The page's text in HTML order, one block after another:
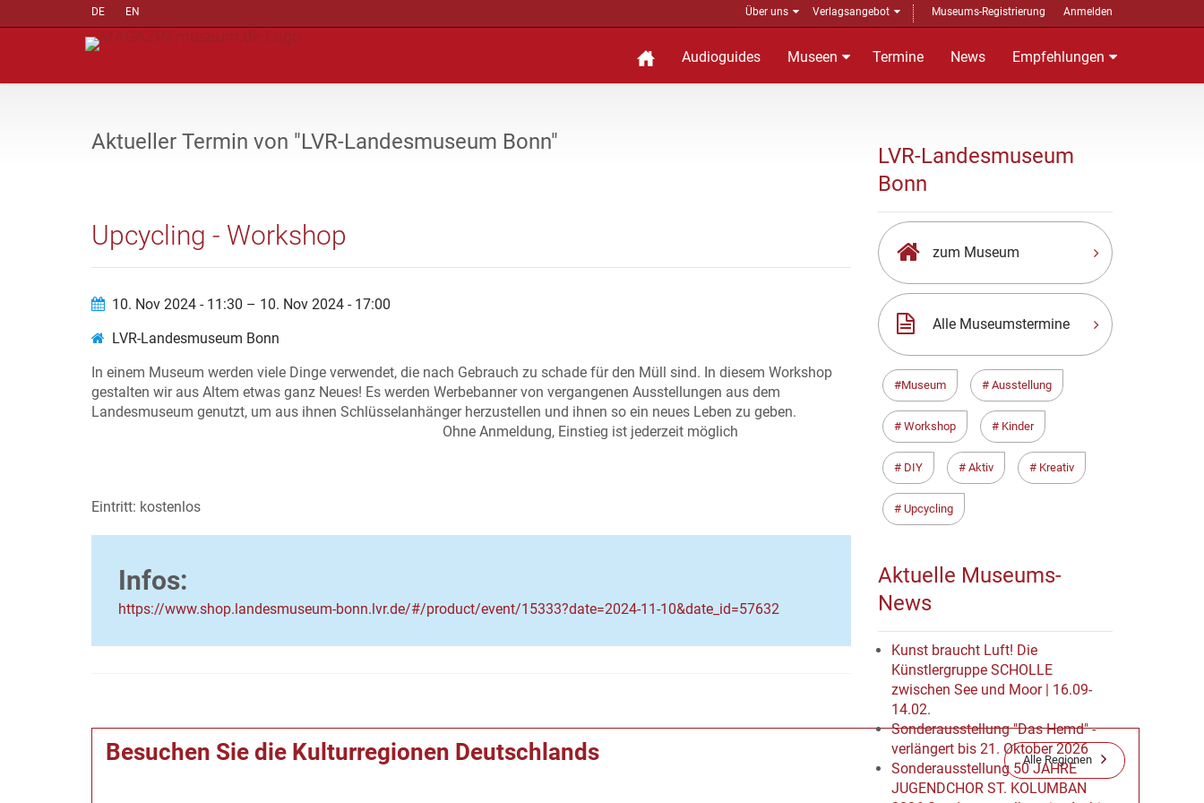
DE EN Über uns Verlagsangebot Museums-Registrierung Anmelden
Audioguides Museen Termine News Empfehlungen
Aktueller Termin von "LVR-Landesmuseum Bonn"
Upcycling - Workshop
10. Nov 2024 - 11:30 – 10. Nov 2024 - 17:00
LVR-Landesmuseum Bonn
In einem Museum werden viele Dinge verwendet, die nach Gebrauch zu schade für den Müll sind. In diesem Workshop
gestalten wir aus Altem etwas ganz Neues! Es werden Werbebanner von vergangenen Ausstellungen aus dem
Landesmuseum genutzt, um aus ihnen Schlüsselanhänger herzustellen und ihnen so ein neues Leben zu geben.
Ohne Anmeldung, Einstieg ist jederzeit möglich
Eintritt: kostenlos
Infos:
https://www.shop.landesmuseum-bonn.lvr.de/#/product/event/15333?date=2024-11-10&date_id=57632
Besuchen Sie die Kulturregionen Deutschlands Alle Regionen
LVR-Landesmuseum
Bonn
zum Museum
Alle Museumstermine
Museum Ausstellung
Workshop Kinder
DIY Aktiv Kreativ
Upcycling
Aktuelle Museums-
News
Kunst braucht Luft! Die
Künstlergruppe SCHOLLE
zwischen See und Moor | 16.09-
14.02.
Sonderausstellung "Das Hemd" -
verlängert bis 21. Oktober 2026
Sonderausstellung 50 JAHRE
JUGENDCHOR ST. KOLUMBAN